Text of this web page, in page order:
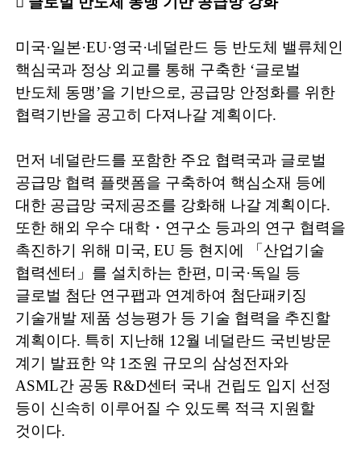
미국·일본·EU·영국·네덜란드 등 반도체 밸류체인
핵심국과 정상 외교를 통해 구축한 ‘글로벌
반도체 동맹’을 기반으로, 공급망 안정화를 위한
협력기반을 공고히 다져나갈 계획이다.
먼저 네덜란드를 포함한 주요 협력국과 글로벌
공급망 협력 플랫폼을 구축하여 핵심소재 등에
대한 공급망 국제공조를 강화해 나갈 계획이다.
또한 해외 우수 대학・ 연구소 등과의 연구 협력을
촉진하기 위해 미국, EU 등 현지에 「산업기술
협력센터 」 를 설치하는 한편, 미국·독일 등
글로벌 첨단 연구팹과 연계하여 첨단패키징
기술개발 제품 성능평가 등 기술 협력을 추진할
계획이다. 특히 지난해 12월 네덜란드 국빈방문
계기 발표한 약 1 조원 규모의 삼성전자와
ASML간 공동 R&D센터 국내 건립도 입지 선정
등이 신속히 이루어질 수 있도록 적극 지원할
것이다.